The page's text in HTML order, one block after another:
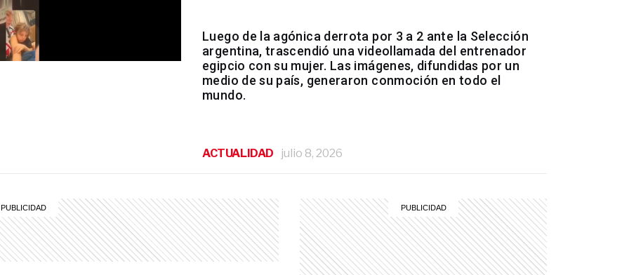
Luego de la agónica derrota por 3 a 2 ante la Selección
argentina, trascendió una videollamada del entrenador
egipcio con su mujer. Las imágenes, difundidas por un
medio de su país, generaron conmoción en todo el
mundo.
ACTUALIDAD julio 8, 2026